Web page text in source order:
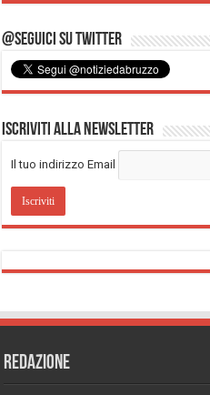
@Seguici su Twitter
Iscriviti alla Newsletter
Il tuo indirizzo Email
REDAZIONE